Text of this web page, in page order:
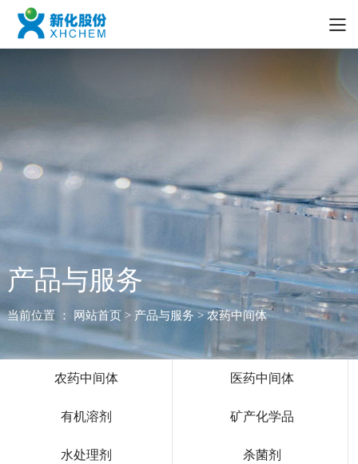
产品与服务
当前位置 ： 网站首页> 产品与服务 > 农药中间体
农药中间体 医药中间体
有机溶剂 矿产化学品
水处理剂 杀菌剂